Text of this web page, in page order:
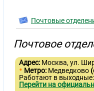
Почтовые
Почтовое
Адрес: Москва, ул.
• Метро: Медведково
Работают в
Перейти на